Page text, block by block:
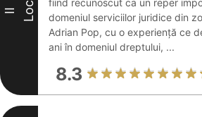
II Loc
fiind recunoscut ca un reper
domeniul serviciilor juridice din
Adrian Pop, cu o experiență ce
ani în domeniul dreptului, ...
8.3